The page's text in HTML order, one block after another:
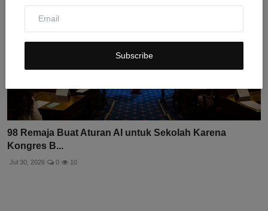
Subscribe
98 Remaja Buat Aturan AI untuk Sekolah Karena
Kongres B...
Jul 30, 2026 0 10